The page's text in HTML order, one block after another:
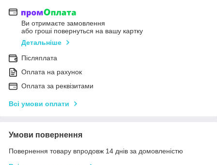
Ви отримаєте замовлення
або гроші повернуться на вашу картку
Детальніше
Післяплата
Оплата на рахунок
Оплата за реквізитами
Всі умови оплати
Умови повернення
Повернення товару впродовж 14 днів за домовленістю